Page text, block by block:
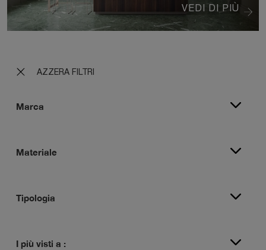
AZZERA FILTRI
Marca
Materiale
Tipologia
I più visti a :
VEDI DI PIÙ